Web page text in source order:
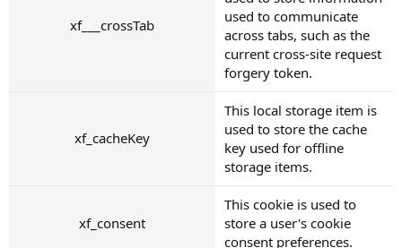
xf___crossTab
used to communicate
across tabs, such as the
current cross-site request
forgery token.
xf_cacheKey
This local storage item is
used to store the cache
key used for offline
storage items.
xf_consent
This cookie is used to
store a user's cookie
consent preferences.